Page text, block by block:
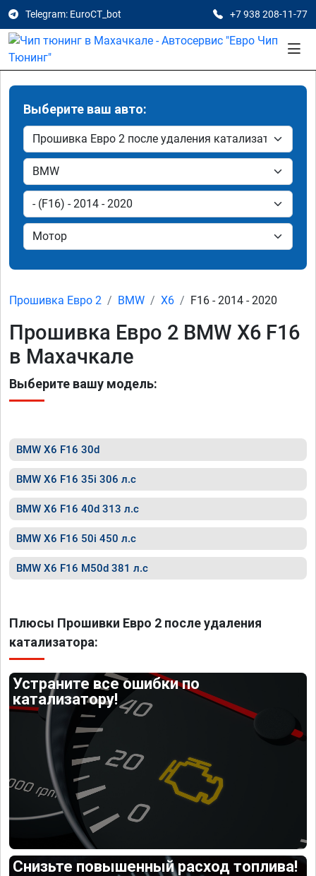
Telegram: EuroCT_bot +7 938 208-11-77
Выберите ваш авто:
Прошивка Евро 2 BMW X6 F16 - 2014 - 2020
Прошивка Евро 2 BMW X6 F16
в Махачкале
Выберите вашу модель:
BMW X6 F16 30d
BMW X6 F16 35i 306 л.с
BMW X6 F16 40d 313 л.с
BMW X6 F16 50i 450 л.с
BMW X6 F16 M50d 381 л.с
Плюсы Прошивки Евро 2 после удаления
катализатора:
Устраните все ошибки по
катализатору!
Снизьте повышенный расход топлива!